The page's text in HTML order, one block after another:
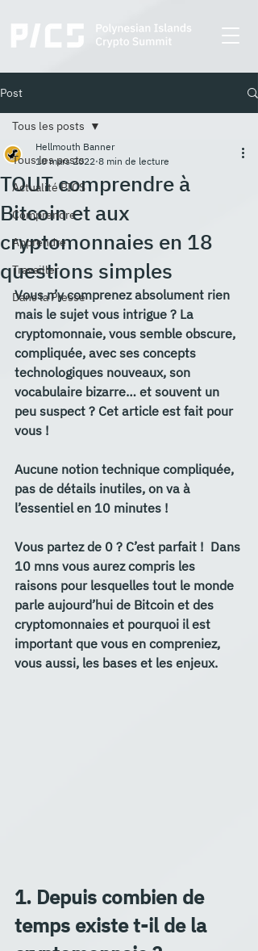
Post
Tous les posts
Actualité PICS
Comprendre
Apprendre
Travailler
Dans la Presse
Tous les posts
TOUT comprendre à
Bitcoin et aux
cryptomonnaies en 18
questions simples
Hellmouth Banner
10 mars 2022 8 min de lecture
Vous n’y comprenez absolument rien
mais le sujet vous intrigue ? La
cryptomonnaie, vous semble obscure,
compliquée, avec ses concepts
technologiques nouveaux, son
vocabulaire bizarre… et souvent un
peu suspect ? Cet article est fait pour
vous !
Aucune notion technique compliquée,
pas de détails inutiles, on va à
l’essentiel en 10 minutes !
Vous partez de 0 ? C’est parfait !  Dans
10 mns vous aurez compris les
raisons pour lesquelles tout le monde
parle aujourd’hui de Bitcoin et des
cryptomonnaies et pourquoi il est
important que vous en compreniez,
vous aussi, les bases et les enjeux.
1. Depuis combien de
temps existe t-il de la